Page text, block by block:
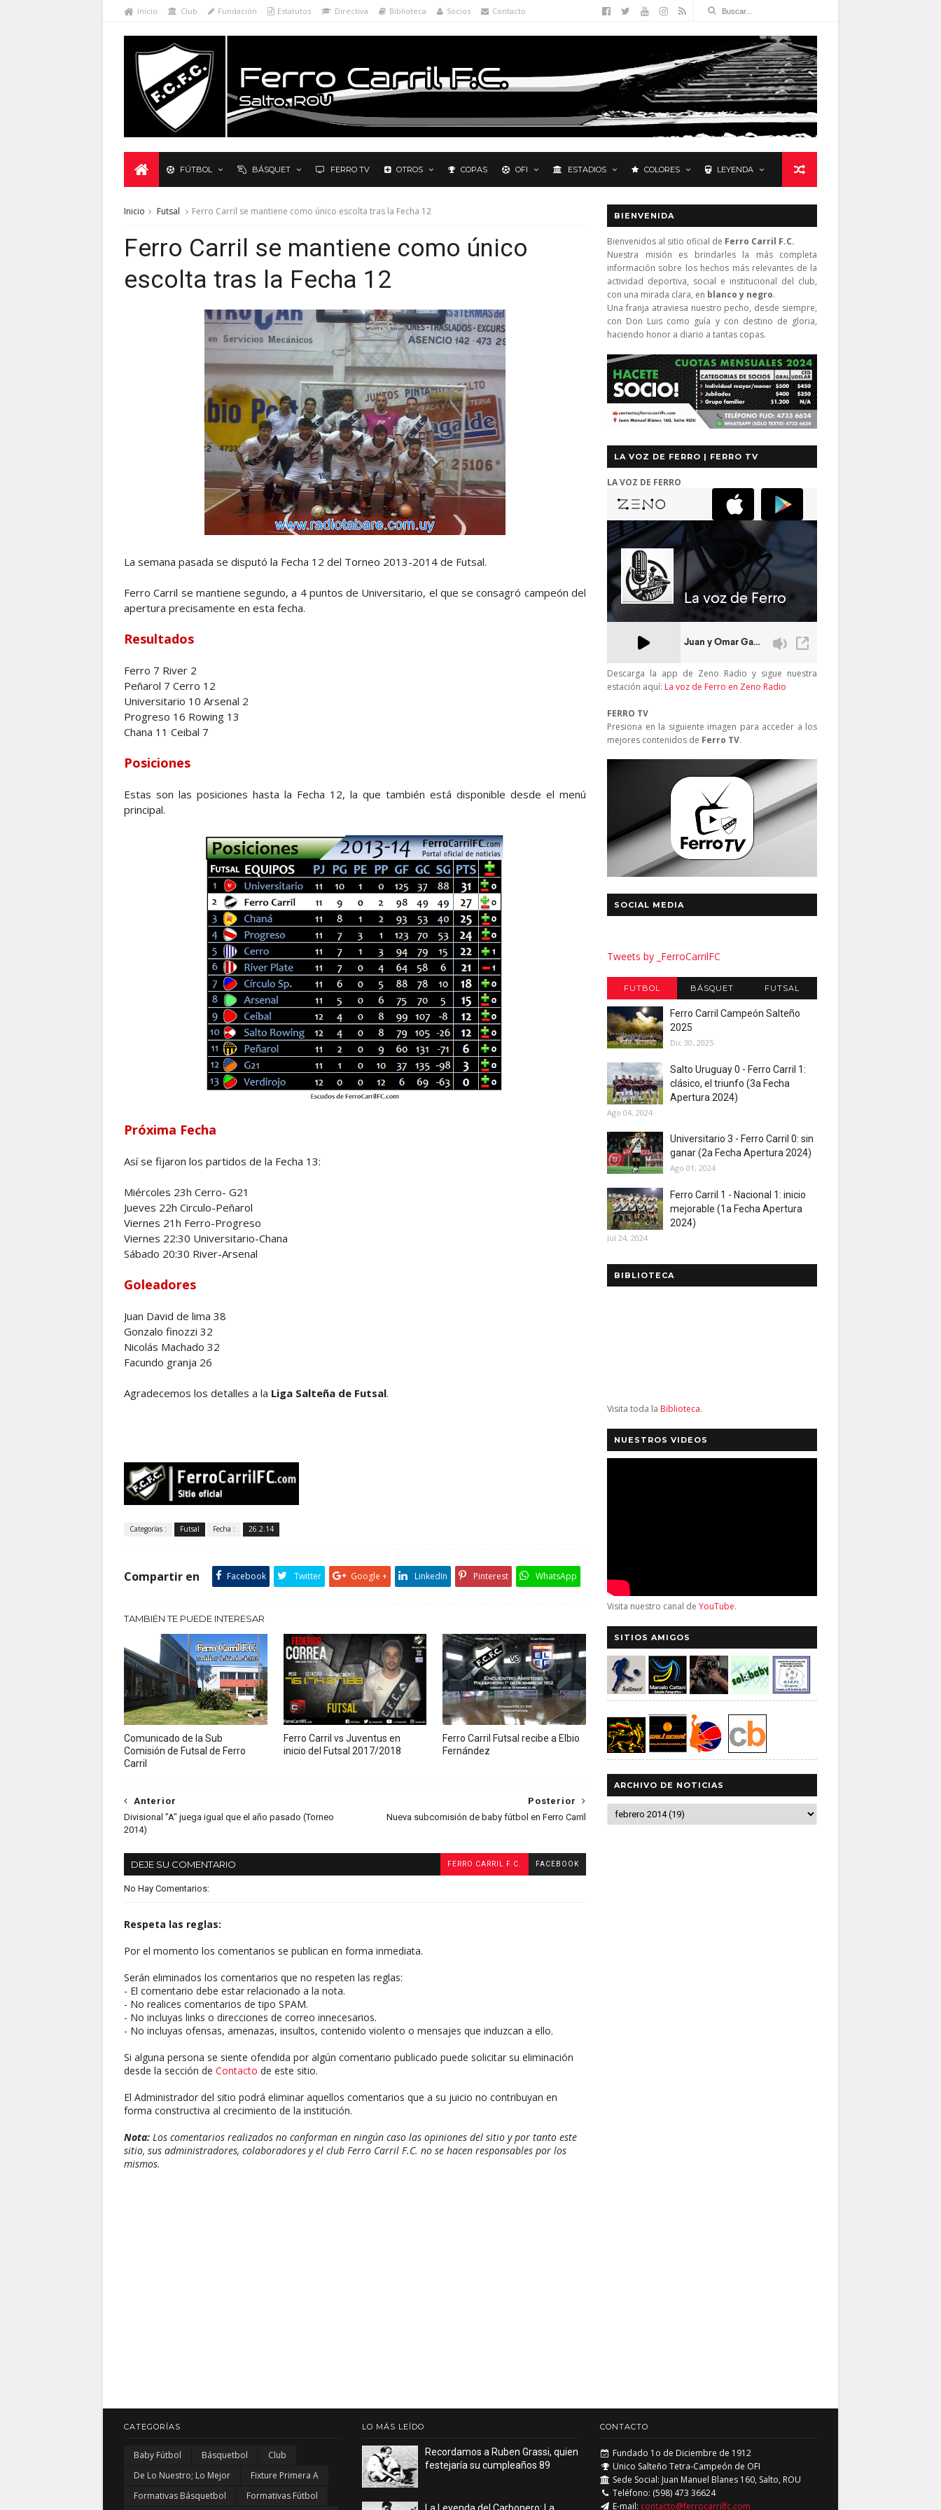
Inicio Club Fundación Estatutos Directiva Biblioteca Socios Contacto
FÚTBOL BÁSQUET FERRO TV OTROS COPAS OFI ESTADIOS COLORES LEYENDA
Inicio Futsal Ferro Carril se mantiene como único escolta tras la Fecha 12
Ferro Carril se mantiene como único
escolta tras la Fecha 12
La semana pasada se disputó la Fecha 12 del Torneo 2013-2014 de Futsal.
Ferro Carril se mantiene segundo, a 4 puntos de Universitario, el que se consagró campeón del
apertura precisamente en esta fecha.
Resultados
Ferro 7 River 2
Peñarol 7 Cerro 12
Universitario 10 Arsenal 2
Progreso 16 Rowing 13
Chana 11 Ceibal 7
Posiciones
Estas son las posiciones hasta la Fecha 12, la que también está disponible desde el menú
principal.
Próxima Fecha
Así se fijaron los partidos de la Fecha 13:
Miércoles 23h Cerro- G21
Jueves 22h Circulo-Peñarol
Viernes 21h Ferro-Progreso
Viernes 22:30 Universitario-Chana
Sábado 20:30 River-Arsenal
Goleadores
Juan David de lima 38
Gonzalo finozzi 32
Nicolás Machado 32
Facundo granja 26
Agradecemos los detalles a la Liga Salteña de Futsal.
Categorías : Futsal Fecha : 26.2.14
Compartir en Facebook Twitter Google + LinkedIn Pinterest WhatsApp
TAMBIÉN TE PUEDE INTERESAR
Comunicado de la Sub
Comisión de Futsal de Ferro
Carril
Ferro Carril vs Juventus en
inicio del Futsal 2017/2018
Ferro Carril Futsal recibe a Elbio
Fernández
Posterior
Nueva subcomisión de baby fútbol en Ferro Carril
Anterior
Divisional "A" juega igual que el año pasado (Torneo
2014)
DEJE SU COMENTARIO FERRO CARRIL F.C. FACEBOOK
No Hay Comentarios:
Respeta las reglas:
Por el momento los comentarios se publican en forma inmediata.
Serán eliminados los comentarios que no respeten las reglas:
- El comentario debe estar relacionado a la nota.
- No realices comentarios de tipo SPAM.
- No incluyas links o direcciones de correo innecesarios.
- No incluyas ofensas, amenazas, insultos, contenido violento o mensajes que induzcan a ello.
Si alguna persona se siente ofendida por algún comentario publicado puede solicitar su eliminación
desde la sección de Contacto de este sitio.
El Administrador del sitio podrá eliminar aquellos comentarios que a su juicio no contribuyan en
forma constructiva al crecimiento de la institución.
Nota: Los comentarios realizados no conforman en ningún caso las opiniones del sitio y por tanto este
sitio, sus administradores, colaboradores y el club Ferro Carril F.C. no se hacen responsables por los
mismos.
BIENVENIDA
Bienvenidos al sitio oficial de Ferro Carril F.C.
Nuestra misión es brindarles la más completa
información sobre los hechos más relevantes de la
actividad deportiva, social e institucional del club,
con una mirada clara, en blanco y negro.
Una franja atraviesa nuestro pecho, desde siempre,
con Don Luis como guía y con destino de gloria,
haciendo honor a diario a tantas copas.
LA VOZ DE FERRO | FERRO TV
LA VOZ DE FERRO
Descarga la app de Zeno Radio y sigue nuestra
estación aquí: La voz de Ferro en Zeno Radio
FERRO TV
Presiona en la siguiente imagen para acceder a los
mejores contenidos de Ferro TV.
SOCIAL MEDIA
Tweets by _FerroCarrilFC
FUTBOL BÁSQUET FUTSAL
Ferro Carril Campeón Salteño
2025
Dic 30, 2025
Salto Uruguay 0 - Ferro Carril 1:
clásico, el triunfo (3a Fecha
Apertura 2024)
Ago 04, 2024
Universitario 3 - Ferro Carril 0: sin
ganar (2a Fecha Apertura 2024)
Ago 01, 2024
Ferro Carril 1 - Nacional 1: inicio
mejorable (1a Fecha Apertura
2024)
Jul 24, 2024
BIBLIOTECA
Visita toda la Biblioteca.
NUESTROS VIDEOS
Visita nuestro canal de YouTube.
SITIOS AMIGOS
ARCHIVO DE NOTICIAS
CATEGORÍAS
Baby Fútbol Básquetbol
Club
De Lo Nuestro; Lo Mejor
Fixture Primera A
Formativas Básquetbol
Formativas Fútbol
LO MÁS LEÍDO
Recordamos a Ruben Grassi, quien
festejaría su cumpleaños 89
CONTACTO
Fundado 1o de Diciembre de 1912
Unico Salteño Tetra-Campeón de OFI
Sede Social: Juan Manuel Blanes 160, Salto, ROU
Teléfono: (598) 473 36624
E-mail: contacto@ferrocarrilfc.com